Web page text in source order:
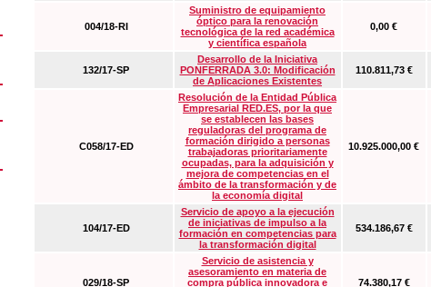
004/18-RI
Suministro de equipamiento
óptico para la renovación
tecnológica de la red académica
y científica española
0,00 €
132/17-SP
Desarrollo de la Iniciativa
PONFERRADA 3.0: Modificación
de Aplicaciones Existentes
110.811,73 €
C058/17-ED
Resolución de la Entidad Pública
Empresarial RED.ES, por la que
se establecen las bases
reguladoras del programa de
formación dirigido a personas
trabajadoras prioritariamente
ocupadas, para la adquisición y
mejora de competencias en el
ámbito de la transformación y de
la economía digital
10.925.000,00 €
104/17-ED
Servicio de apoyo a la ejecución
de iniciativas de impulso a la
formación en competencias para
la transformación digital
534.186,67 €
029/18-SP
Servicio de asistencia y
asesoramiento en materia de
compra pública innovadora e
74.380,17 €